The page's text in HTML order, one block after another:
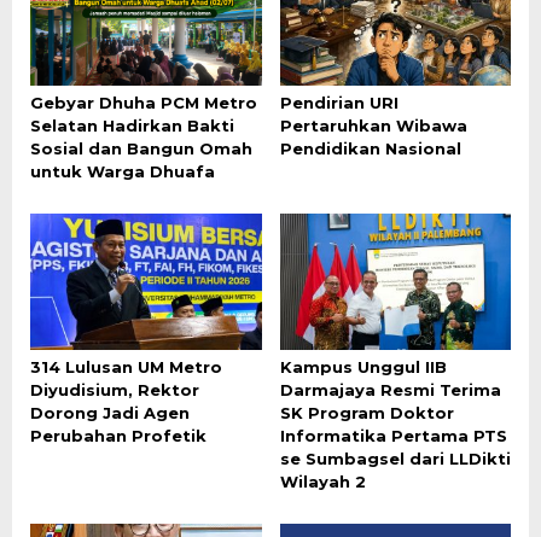
Gebyar Dhuha PCM Metro
Selatan Hadirkan Bakti
Sosial dan Bangun Omah
untuk Warga Dhuafa
Pendirian URI
Pertaruhkan Wibawa
Pendidikan Nasional
314 Lulusan UM Metro
Diyudisium, Rektor
Dorong Jadi Agen
Perubahan Profetik
Kampus Unggul IIB
Darmajaya Resmi Terima
SK Program Doktor
Informatika Pertama PTS
se Sumbagsel dari LLDikti
Wilayah 2